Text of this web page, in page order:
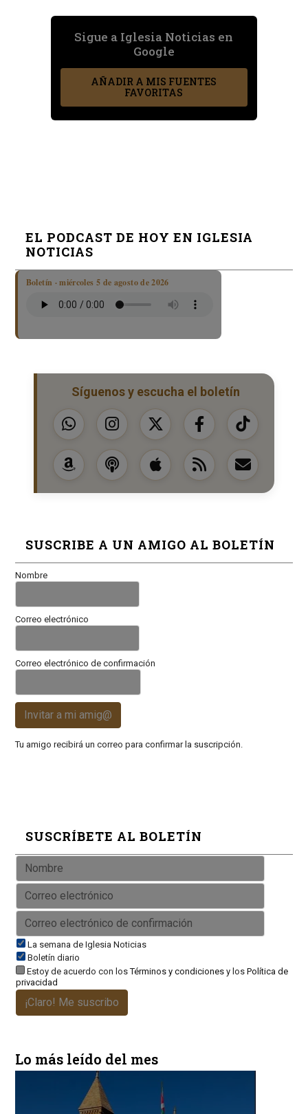
Sigue a Iglesia Noticias en
Google
AÑADIR A MIS FUENTES
FAVORITAS
EL PODCAST DE HOY EN IGLESIA
NOTICIAS
Boletín · miércoles 5 de agosto de 2026
Síguenos y escucha el boletín
SUSCRIBE A UN AMIGO AL BOLETÍN
Nombre
Correo electrónico
Correo electrónico de confirmación
Invitar a mi amig@
Tu amigo recibirá un correo para confirmar la suscripción.
SUSCRÍBETE AL BOLETÍN
La semana de Iglesia Noticias
Boletín diario
Estoy de acuerdo con losTérminos y condicionesy los Política de
privacidad
¡Claro! Me suscribo
Lo más leído del mes